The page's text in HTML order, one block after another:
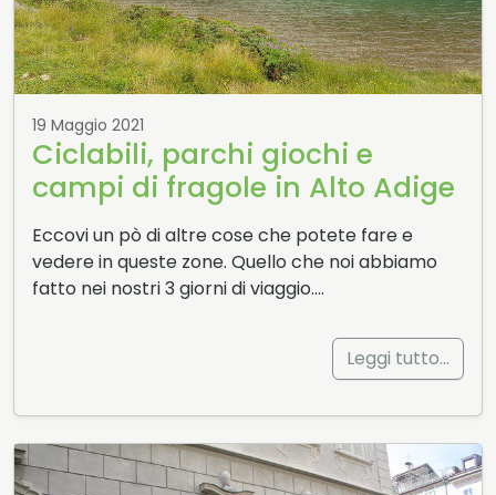
19 Maggio 2021
Ciclabili, parchi giochi e
campi di fragole in Alto Adige
Eccovi un pò di altre cose che potete fare e
vedere in queste zone. Quello che noi abbiamo
fatto nei nostri 3 giorni di viaggio….
Leggi tutto…